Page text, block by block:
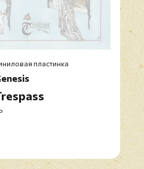
пластинка